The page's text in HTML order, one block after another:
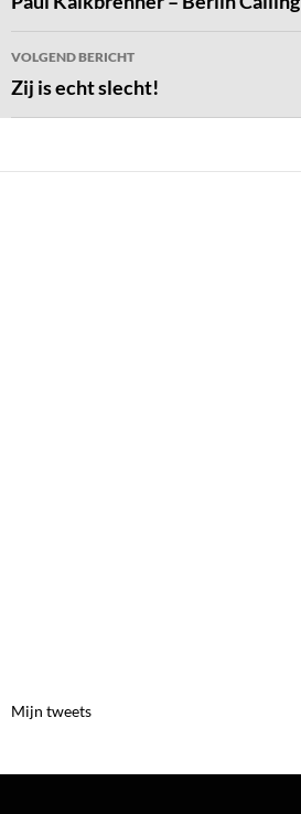
VOLGEND BERICHT
Zij is echt slecht!
Mijn tweets